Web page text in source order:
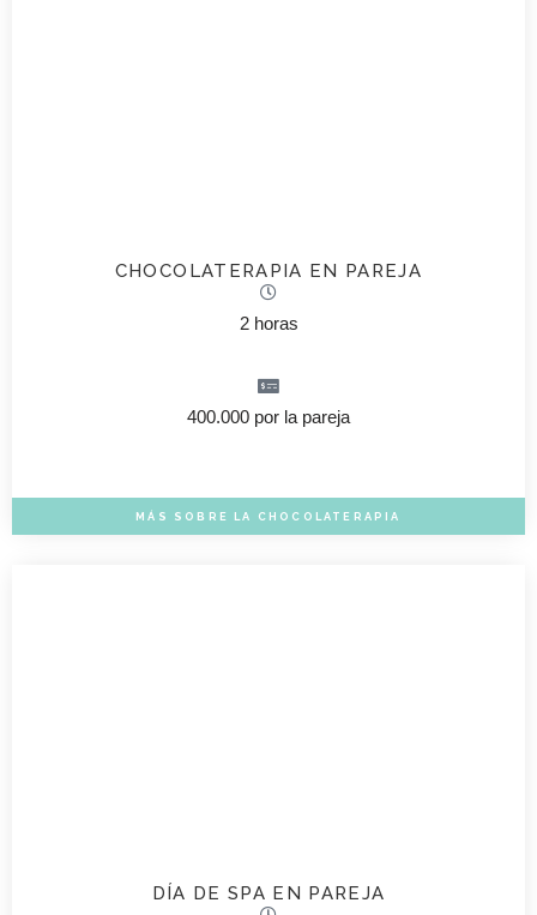
CHOCOLATERAPIA EN PAREJA
2 horas
400.000 por la pareja
MÁS SOBRE LA CHOCOLATERAPIA
DÍA DE SPA EN PAREJA